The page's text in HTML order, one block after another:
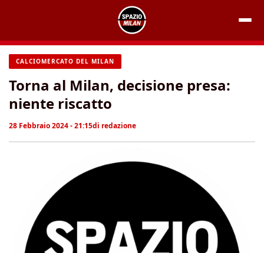
contenuto
CALCIOMERCATO DEL MILAN
Torna al Milan, decisione presa:
niente riscatto
28 Febbraio 2024 - 21:15di redazione